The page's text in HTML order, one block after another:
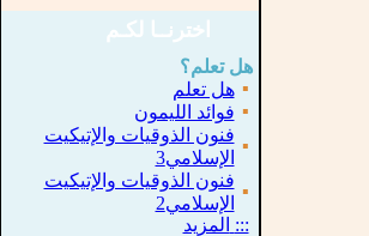
اخترنــا لكـم
هل تعلم؟
▪ هل تعلم
▪ فوائد الليمون
▪
فنون الذوقيات والإتيكيت
الإسلامي3
▪
فنون الذوقيات والإتيكيت
الإسلامي2
::: المزيد